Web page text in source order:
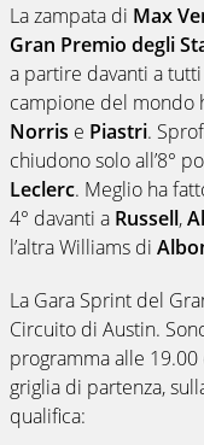
La zampata di Max
Gran Premio degli
a partire davanti a
campione del mondo
Norris e Piastri.
chiudono solo all’8°
Leclerc. Meglio ha
4° davanti a Russell,
l’altra Williams di
La Gara Sprint del
Circuito di Austin.
programma alle
griglia di partenza,
qualifica: